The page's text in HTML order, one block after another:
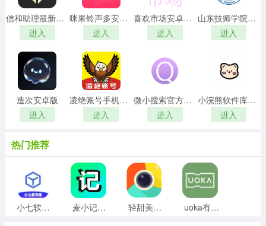
信和助理最新免费版
进入
咪果铃声多安卓免费版
进入
喜欢市场安卓直装版
进入
山东技师学院手机免费版
进入
造次安卓版
进入
凌绝账号手机最新版
进入
微小搜索官方最新版
进入
小浣熊软件库通用版
进入
热门推荐
小七软件库直装版 麦小记免费版 轻甜美颜相机安卓版 uoka有咔官方最新版